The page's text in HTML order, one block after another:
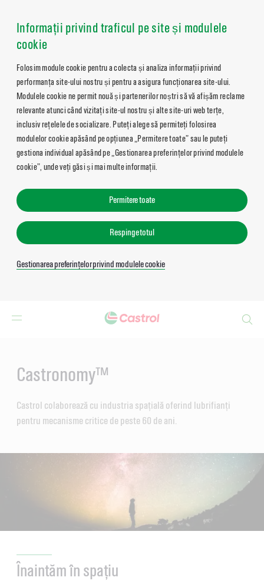
Informații privind traficul pe site și modulele
cookie
Folosim module cookie pentru a colecta și analiza informații privind
performanța site-ului nostru și pentru a asigura funcționarea site-ului.
Modulele cookie ne permit nouă și partenerilor noștri să vă afișăm reclame
relevante atunci când vizitați site-ul nostru și alte site-uri web terțe,
inclusiv rețelele de socializare. Puteți alege să permiteți folosirea
modulelor cookie apăsând pe opțiunea „Permitere toate” sau le puteți
gestiona individual apăsând pe „Gestionarea preferințelor privind modulele
cookie”, unde veți găsi și mai multe informații.
Permitere toate
Respinge totul
Gestionarea preferințelor privind modulele cookie
Castronomy™
Castrol colaborează cu industria spațială oferind lubrifianți
pentru mecanisme critice de peste 60 de ani.
Înaintăm în spațiu